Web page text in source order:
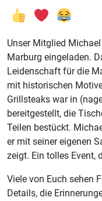
Unser Mitglied
Marburg eingeladen.
Leidenschaft für die
mit historischen
Grillsteaks war in
bereitgestellt, die
Teilen bestückt.
er mit seiner eigenen
zeigt. Ein tolles Event,
Viele von Euch sehen
Details, die